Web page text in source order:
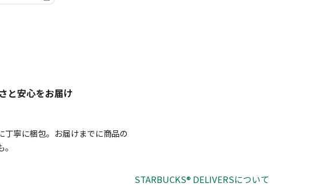
と安心をお届け
丁寧に梱包。お届けまでに商品の
STARBUCKS® DELIVERSについて